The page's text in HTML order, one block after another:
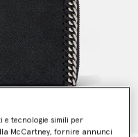
e tecnologie simili per
McCartney, fornire annunci